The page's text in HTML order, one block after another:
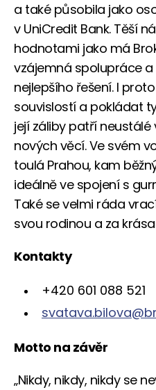
a také působila jako
v UniCredit Bank. Těší
hodnotami jako má
vzájemná spolupráce
nejlepšího řešení. I
souvislostí a pokládat
její záliby patří
nových věcí. Ve svém
toulá Prahou, kam
ideálně ve spojení s
Také se velmi ráda
svou rodinou a za
Kontakty
+420 601 088 521
Motto na závěr
„Nikdy, nikdy, nikdy se